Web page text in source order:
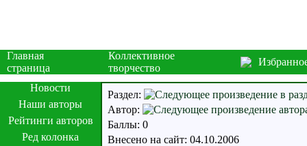
Главная
страница
Коллективное
творчество
Новости
Наши авторы
Рейтинги авторов
Ред колонка
Раздел:
Автор:
Баллы: 0
Внесено на сайт: 04.10.2006